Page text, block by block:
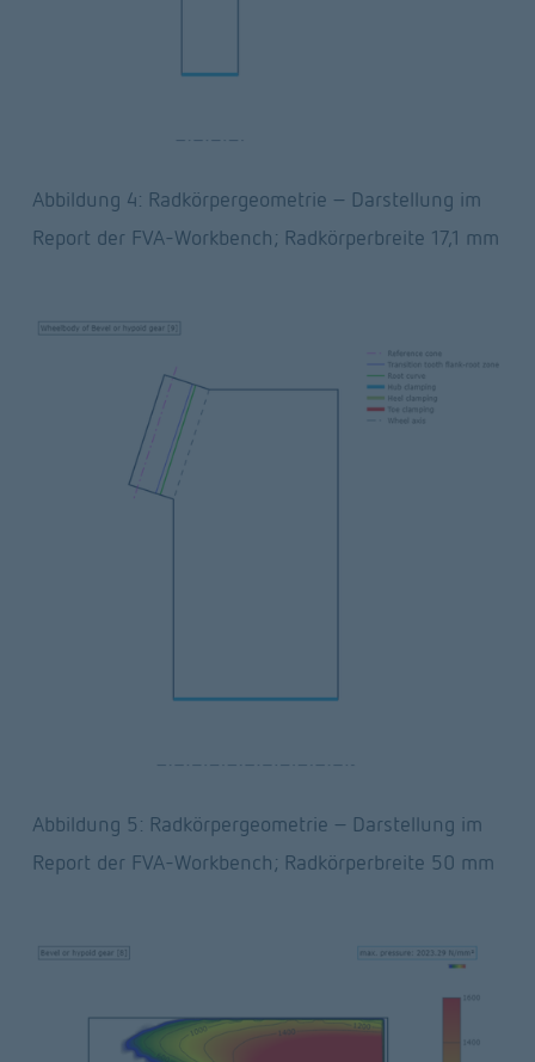
Abbildung 4: Radkörpergeometrie – Darstellung im
Report der FVA-Workbench; Radkörperbreite 17,1 mm
Abbildung 5: Radkörpergeometrie – Darstellung im
Report der FVA-Workbench; Radkörperbreite 50 mm